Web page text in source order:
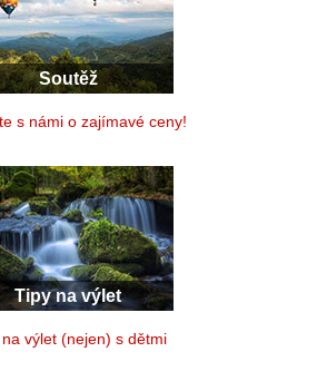
Soutěž
s námi o zajímavé ceny!
Tipy na výlet
výlet (nejen) s dětmi